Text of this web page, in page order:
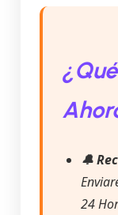
🔔
24